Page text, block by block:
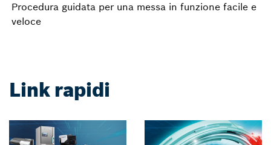
Procedura guidata per una messa in funzione facile e
veloce
Link rapidi